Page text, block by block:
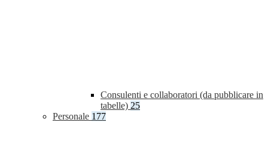
Consulenti e collaboratori (da pubblicare in
tabelle) 25
Personale 177